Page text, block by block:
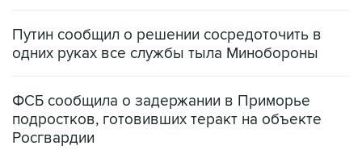
Путин сообщил о решении сосредоточить в
одних руках все службы тыла Минобороны
ФСБ сообщила о задержании в Приморье
подростков, готовивших теракт на объекте
Росгвардии